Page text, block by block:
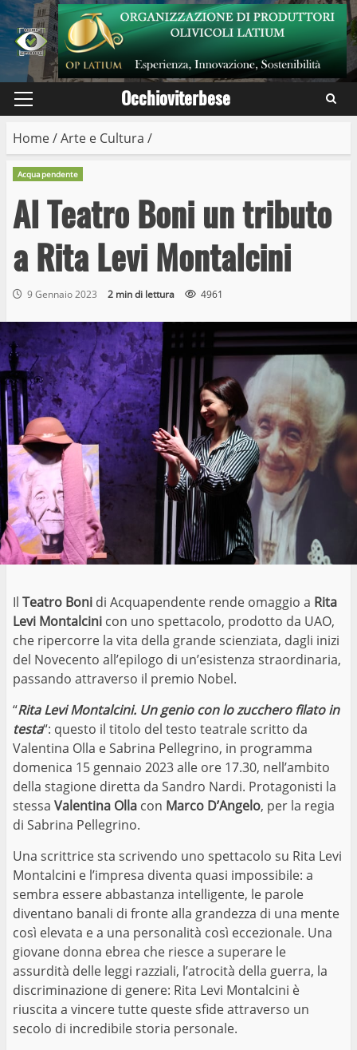
Skip
to
content
Primary
Occhioviterbese
Home/Arte e Cultura /
Acquapendente
Al Teatro Boni un tributo
a Rita Levi Montalcini
9 Gennaio 2023 2 min di lettura 4961
Il Teatro Boni di Acquapendente rende omaggio a Rita
Levi Montalcini con uno spettacolo, prodotto da UAO,
che ripercorre la vita della grande scienziata, dagli inizi
del Novecento all’epilogo di un’esistenza straordinaria,
passando attraverso il premio Nobel.
“Rita Levi Montalcini. Un genio con lo zucchero filato in
testa“: questo il titolo del testo teatrale scritto da
Valentina Olla e Sabrina Pellegrino, in programma
domenica 15 gennaio 2023 alle ore 17.30, nell’ambito
della stagione diretta da Sandro Nardi. Protagonisti la
stessa Valentina Olla con Marco D’Angelo, per la regia
di Sabrina Pellegrino.
Una scrittrice sta scrivendo uno spettacolo su Rita Levi
Montalcini e l’impresa diventa quasi impossibile: a
sembra essere abbastanza intelligente, le parole
diventano banali di fronte alla grandezza di una mente
così elevata e a una personalità così eccezionale. Una
giovane donna ebrea che riesce a superare le
assurdità delle leggi razziali, l’atrocità della guerra, la
discriminazione di genere: Rita Levi Montalcini è
riuscita a vincere tutte queste sfide attraverso un
secolo di incredibile storia personale.